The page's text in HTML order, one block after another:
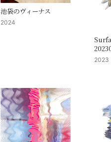
池袋のヴィーナス
2024
2023